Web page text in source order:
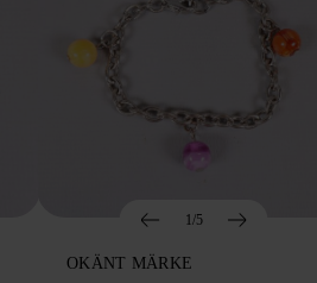
1/5
OKÄNT MÄRKE